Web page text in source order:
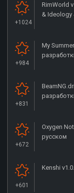
+1024
RimWorld
& Ideology
+984
My
+831
+672
Oxygen
русском
+601
Kenshi